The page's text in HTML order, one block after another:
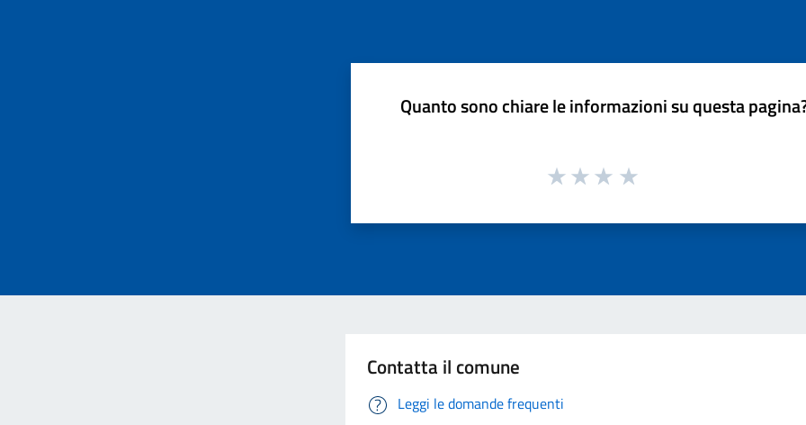
Quanto sono chiare le informazioni su questa
Contatta il comune
Leggi le domande frequenti